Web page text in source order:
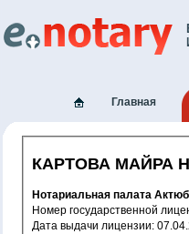
Главная
КАРТОВА МАЙРА
Дата выдачи